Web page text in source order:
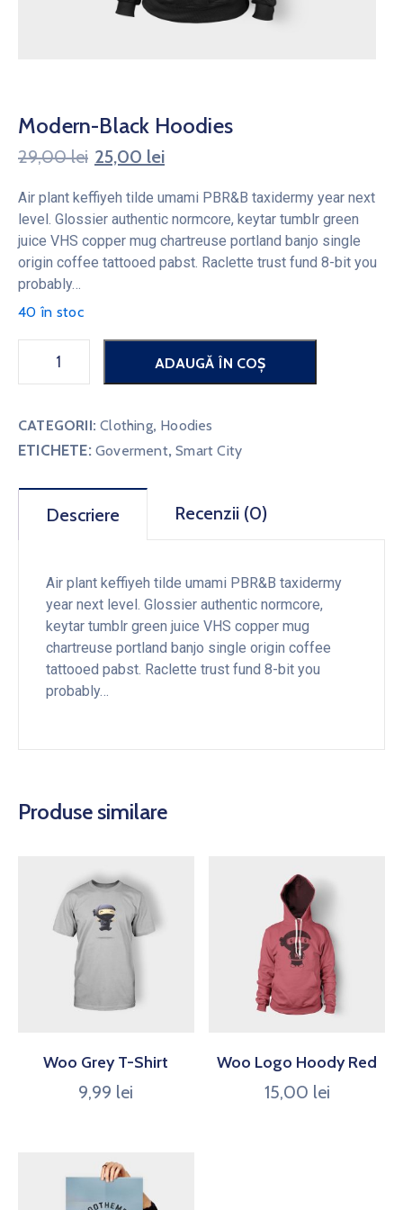
Modern-Black Hoodies
29,00lei 25,00 lei
Air plant keffiyeh tilde umami PBR&B taxidermy year next
level. Glossier authentic normcore, keytar tumblr green
juice VHS copper mug chartreuse portland banjo single
origin coffee tattooed pabst. Raclette trust fund 8-bit you
probably…
40 în stoc
ADAUGĂ ÎN COȘ
CATEGORII:Clothing, Hoodies
ETICHETE: Goverment,Smart City
Descriere Recenzii (0)
Air plant keffiyeh tilde umami PBR&B taxidermy
year next level. Glossier authentic normcore,
keytar tumblr green juice VHS copper mug
chartreuse portland banjo single origin coffee
tattooed pabst. Raclette trust fund 8-bit you
probably…
Produse similare
Woo Grey T-Shirt
9,99 lei
Woo Logo Hoody Red
15,00 lei